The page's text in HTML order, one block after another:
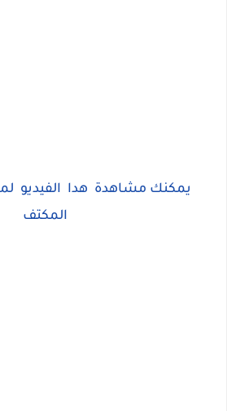
يمكنك مشاهدة هدا الفيديو
المكتف